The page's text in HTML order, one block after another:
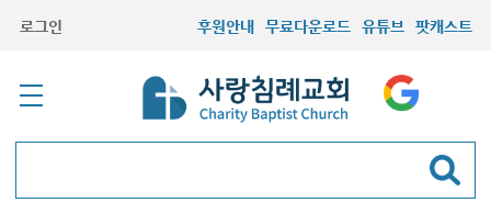
로그인 후원안내 무료다운로드 유튜브 팟캐스트